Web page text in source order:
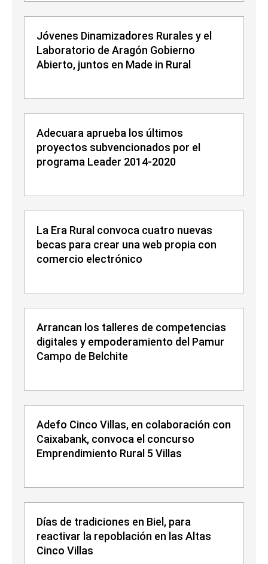
Jóvenes Dinamizadores Rurales y el
Laboratorio de Aragón Gobierno
Abierto, juntos en Made in Rural
Adecuara aprueba los últimos
proyectos subvencionados por el
programa Leader 2014-2020
La Era Rural convoca cuatro nuevas
becas para crear una web propia con
comercio electrónico
Arrancan los talleres de competencias
digitales y empoderamiento del Pamur
Campo de Belchite
Adefo Cinco Villas, en colaboración con
Caixabank, convoca el concurso
Emprendimiento Rural 5 Villas
Días de tradiciones en Biel, para
reactivar la repoblación en las Altas
Cinco Villas